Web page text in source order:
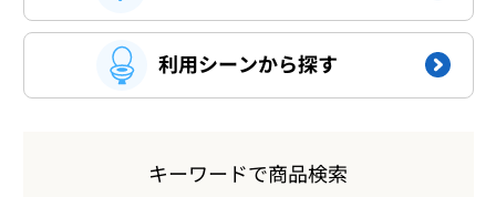
利用シーンから探す
キーワードで商品検索